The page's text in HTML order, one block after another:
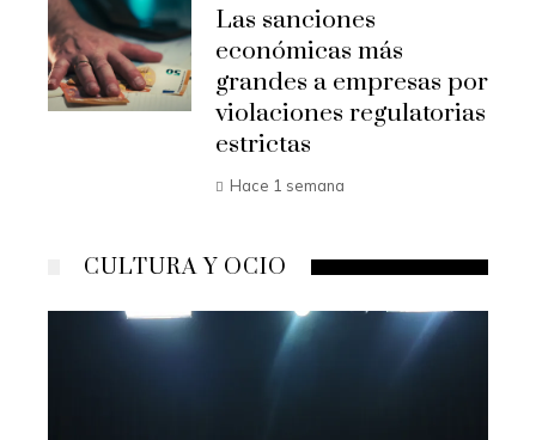
Las sanciones
económicas más
grandes a empresas por
violaciones regulatorias
estrictas
Hace 1 semana
CULTURA Y OCIO